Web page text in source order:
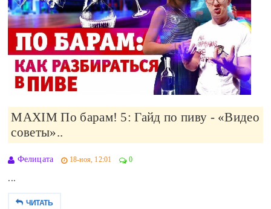
MAXIM По барам! 5: Гайд по пиву - «Видео
советы»..
Фелицата 18-ноя, 12:01 0
...
ЧИТАТЬ